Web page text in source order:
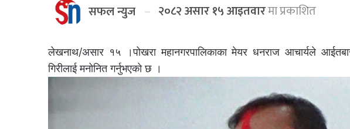
सफल न्युज २०८२ असार १५ आइतवारमा प्रकाशित
लेखनाथ/असार १५ ।पोखरा महानगरपालिकाका मेयर धनराज आचार्यले
गिरीलाई मनोनित गर्नुभएको छ ।